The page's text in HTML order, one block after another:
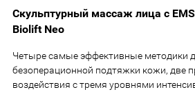
Скульптурный массаж лица с
Biolift Neo
Четыре самые эффективные методики
безоперационной подтяжки кожи, две
воздействия с тремя уровнями